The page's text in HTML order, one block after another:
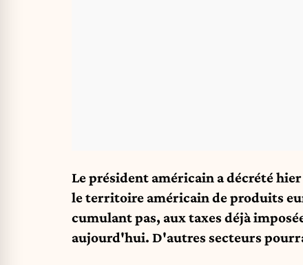
Le président américain a décrété
le territoire américain de produits
cumulant pas, aux taxes déjà
aujourd'hui. D'autres secteurs